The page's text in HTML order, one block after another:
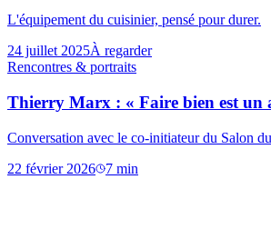
L'équipement du cuisinier, pensé pour durer.
24 juillet 2025À regarder
Rencontres & portraits
Thierry Marx : « Faire bien est un
Conversation avec le co-initiateur du Salon
22 février 2026
7 min